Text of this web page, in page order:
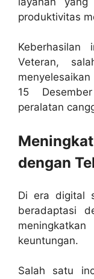
produktivitas
Veteran,
15
peralatan
dengan
Di era digital
beradaptasi
keuntungan.
Salah satu